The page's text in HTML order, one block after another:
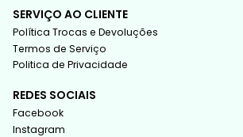
SERVIÇO AO CLIENTE
Política Trocas e Devoluções
Termos de Serviço
Politica de Privacidade
REDES SOCIAIS
Facebook
Instagram